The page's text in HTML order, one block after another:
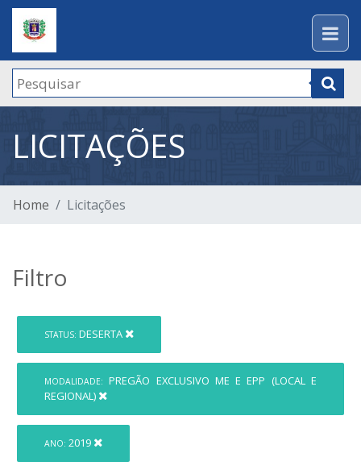
LICITAÇÕES
Home Licitações
Filtro
STATUS: DESERTA
MODALIDADE: PREGÃO EXCLUSIVO ME E EPP (LOCAL E
REGIONAL)
ANO: 2019